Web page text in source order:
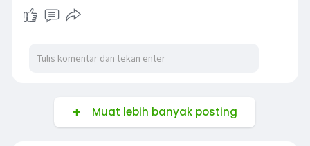
Muat lebih banyak posting